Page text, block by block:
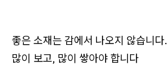
좋은 소재는 감에서 나오지 않습니다.
많이 보고, 많이 쌓아야 합니다